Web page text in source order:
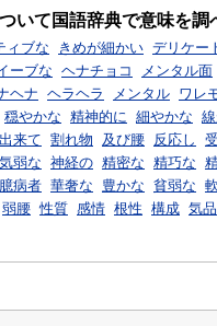
いて国語辞典で意味を調
ィブな きめが細かい デリケー
ーブな ヘナチョコ メンタル面
ヘナ ヘラヘラ メンタル ワレ
穏やかな 精神的に 細やかな
出来て 割れ物 及び腰 反応し
気弱な 神経の 精密な 精巧な
臆病者 華奢な 豊かな 貧弱な
弱腰 性質 感情 根性 構成 気品